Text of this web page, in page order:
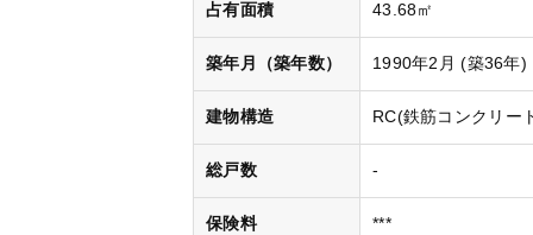
占有面積 43.68㎡
築年月（築年数） 1990年2月 (築36年)
建物構造 RC(鉄筋コンクリー
総戸数 -
保険料 ***